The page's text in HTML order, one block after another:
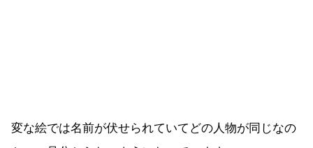
変な絵では名前が伏せられていてどの人物が同じなの